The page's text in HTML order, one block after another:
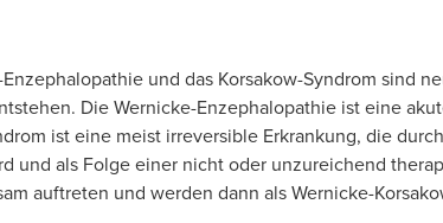
und das Korsakow-Syndrom sind
Die Wernicke-Enzephalopathie ist eine
ist eine meist irreversible Erkrankung, die
und als Folge einer nicht oder unzureichend
auftreten und werden dann als Wernicke-